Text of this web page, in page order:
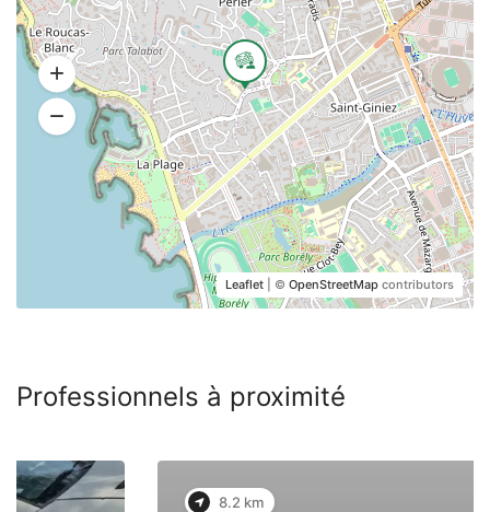
Leaflet | © OpenStreetMap contributors
Professionnels à proximité
8.2 km